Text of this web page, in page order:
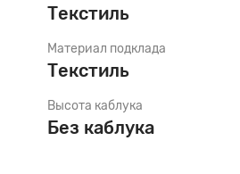
Текстиль
Материал подклада
Текстиль
Высота каблука
Без каблука